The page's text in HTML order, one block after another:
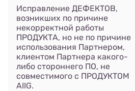
Исправление ДЕФЕКТОВ,
возникших по причине
некорректной работы
ПРОДУКТА, но не по причине
использования Партнером,
клиентом Партнера какого-
либо стороннего ПО, не
совместимого с ПРОДУКТОМ
AIIG.